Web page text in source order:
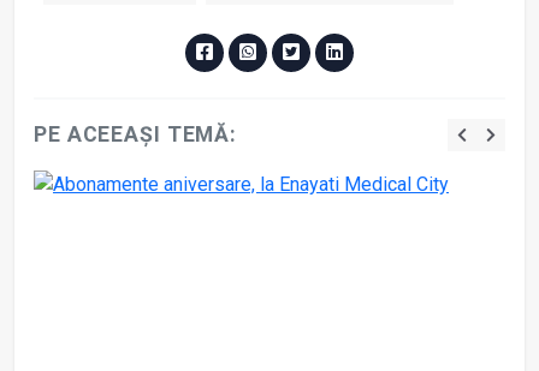
PE ACEEAȘI TEMĂ: